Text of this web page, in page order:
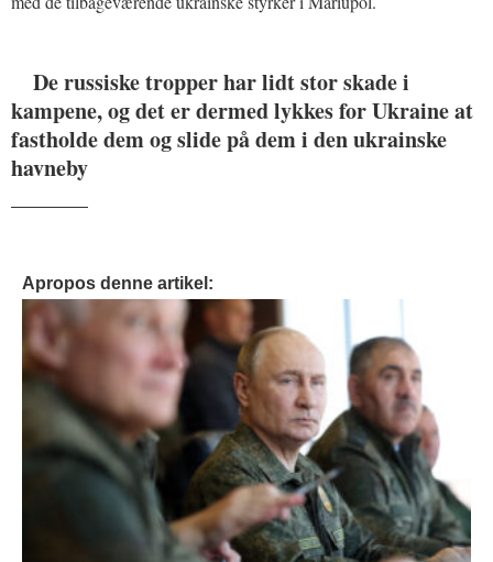
De russiske tropper har lidt stor skade i
kampene, og det er dermed lykkes for Ukraine at
fastholde dem og slide på dem i den ukrainske
havneby
Apropos denne artikel: